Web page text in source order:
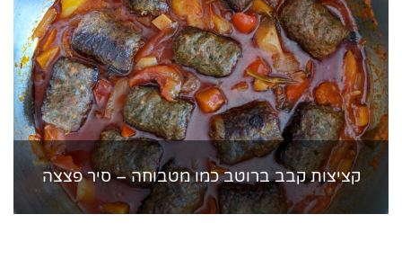
קציצות קבב ברוטב כמו מטבוחה – סיר פצצה